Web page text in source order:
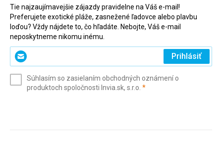
Tie najzaujímavejšie zájazdy pravidelne na Váš e-mail!
Preferujete exotické pláže, zasnežené ľadovce alebo plavbu
loďou? Vždy nájdete to, čo hľadáte. Nebojte, Váš e-mail
neposkytneme nikomu inému.
Zadajte
svoj
(povinné)
Prihlásiť
Súhlasím so zasielaním obchodných oznámení o
produktoch spoločnosti Invia.sk, s.r.o. *(povinné)